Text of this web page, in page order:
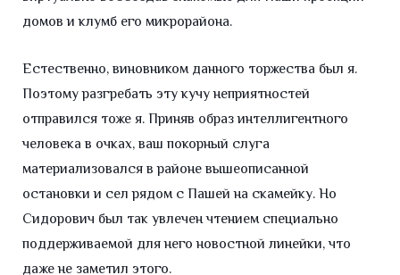
домов и клумб его микрорайона.
Естественно, виновником данного торжества был я.
Поэтому разгребать эту кучу неприятностей
отправился тоже я. Приняв образ интеллигентного
человека в очках, ваш покорный слуга
материализовался в районе вышеописанной
остановки и сел рядом с Пашей на скамейку. Но
Сидорович был так увлечен чтением специально
поддерживаемой для него новостной линейки, что
даже не заметил этого.